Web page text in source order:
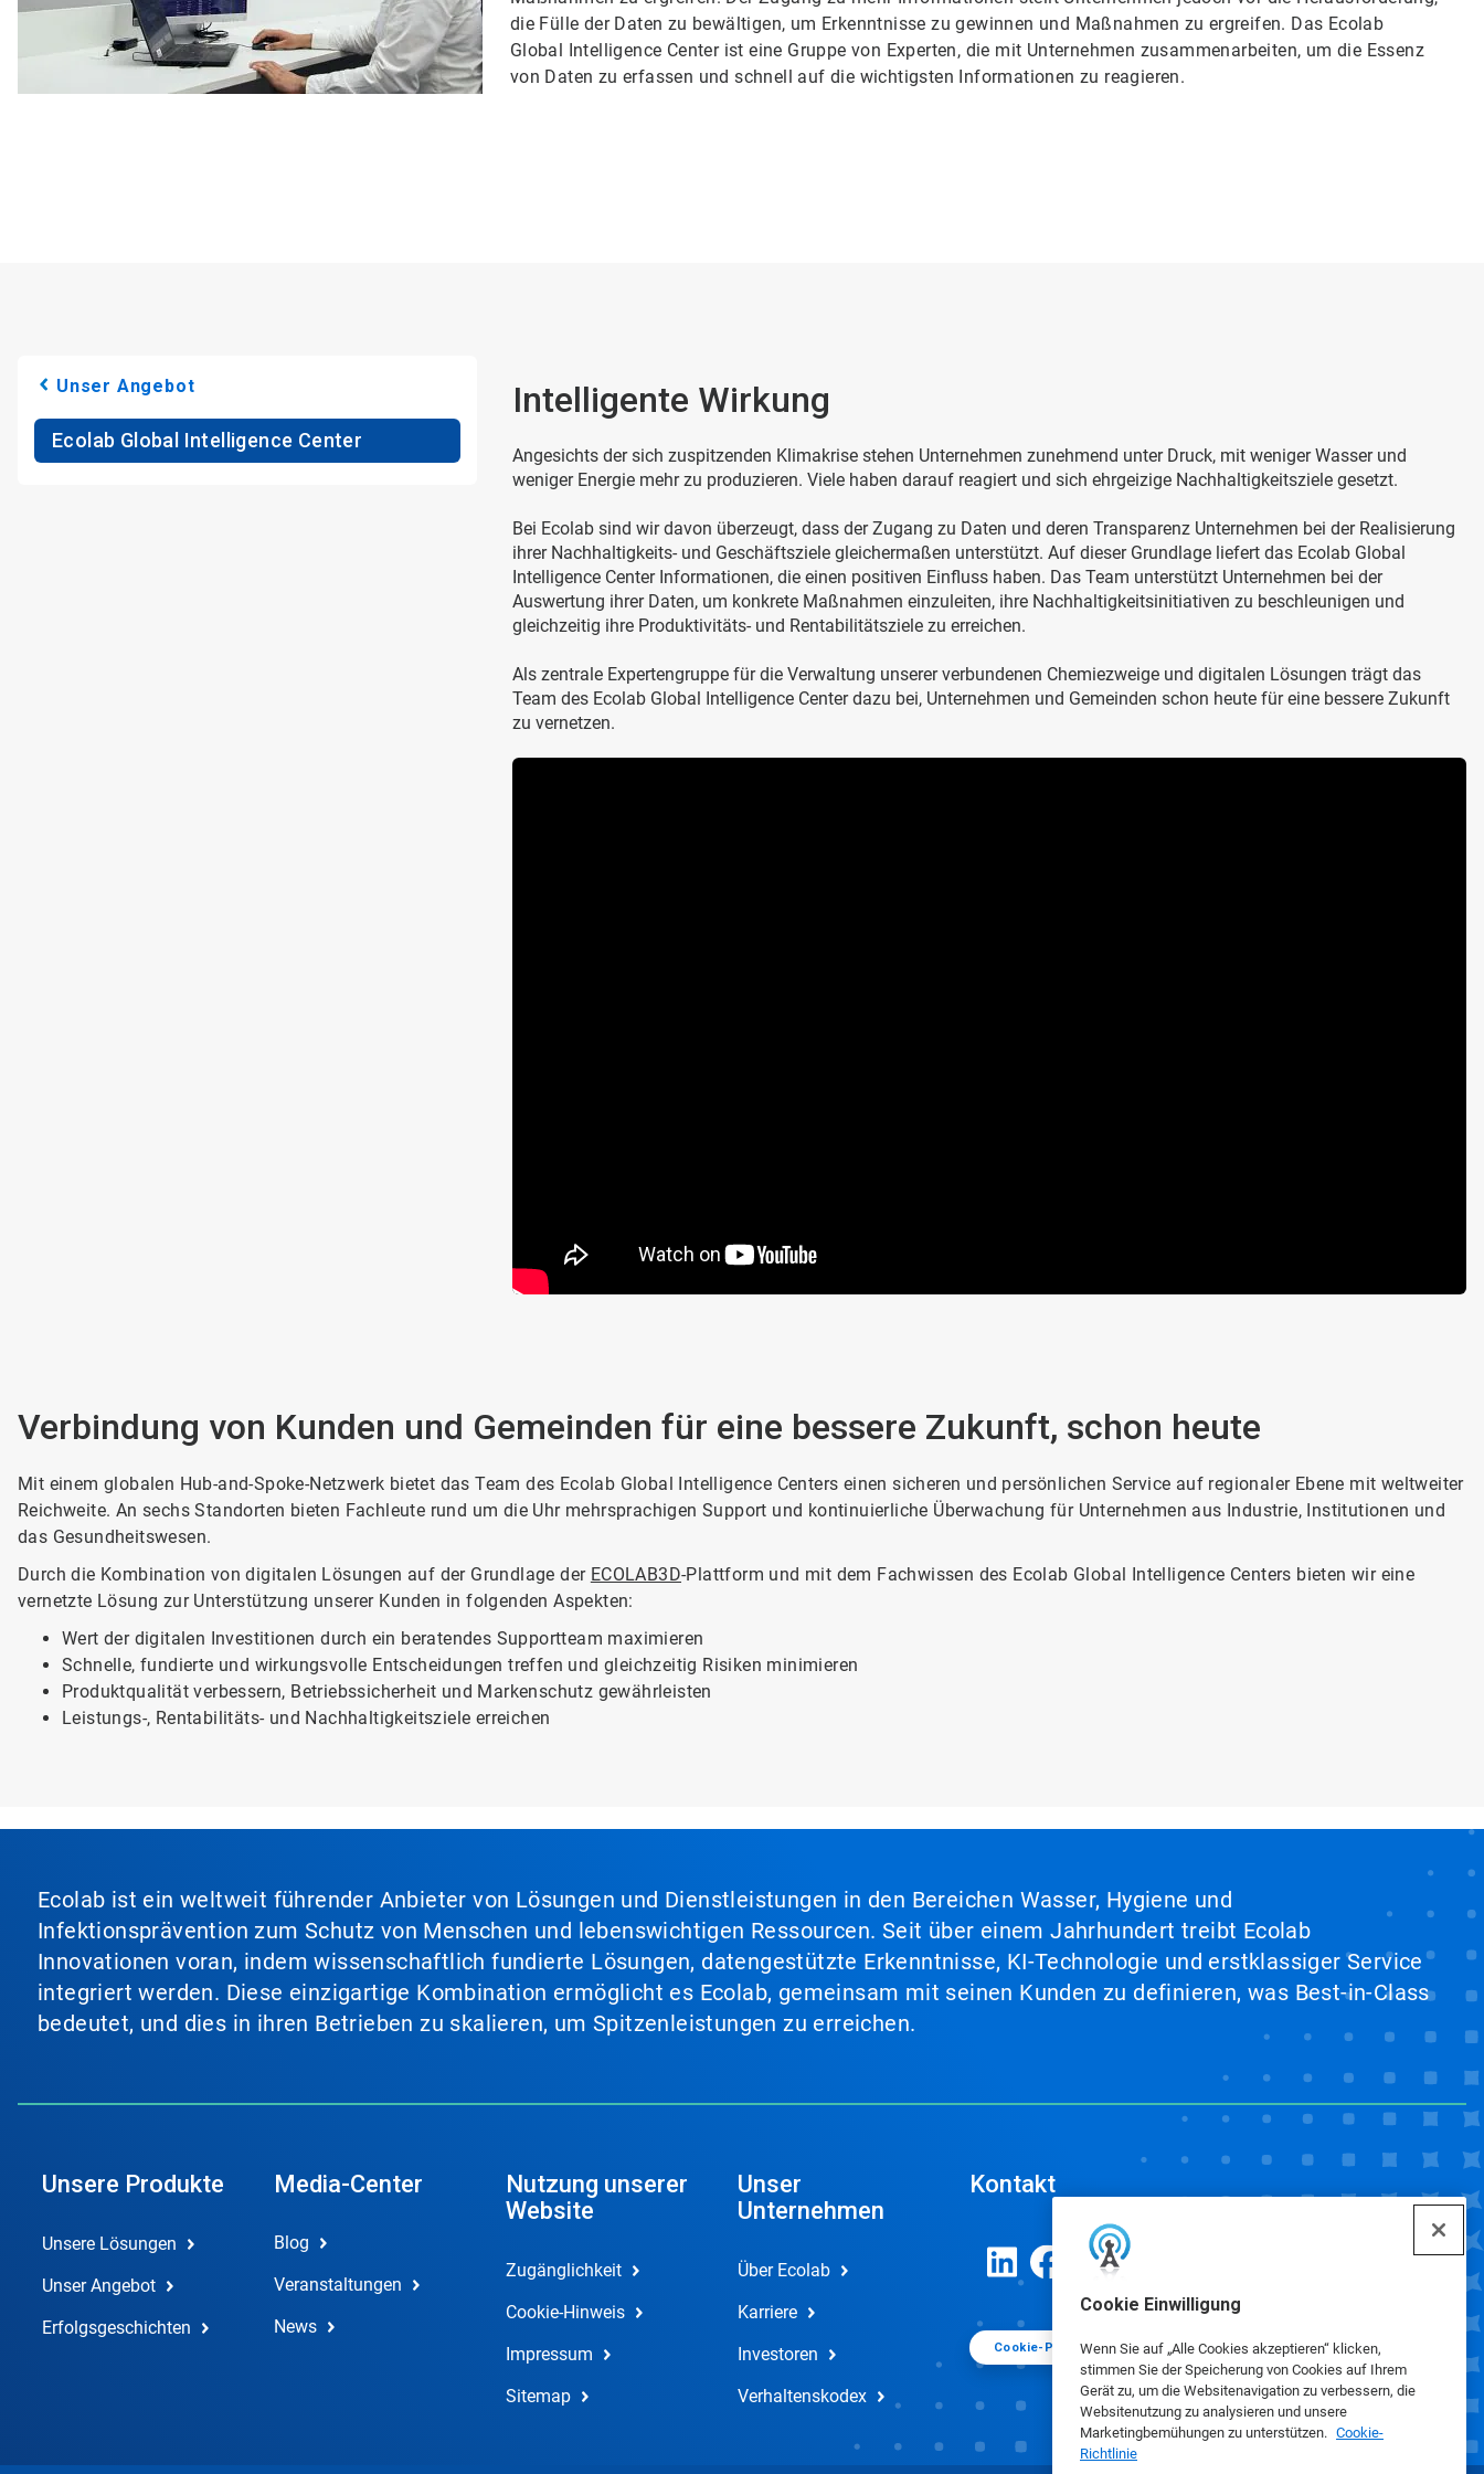
Cookie Einwilligung
Wenn Sie auf „Alle Cookies akzeptieren“ klicken,
stimmen Sie der Speicherung von Cookies auf Ihrem
Gerät zu, um die Websitenavigation zu verbessern, die
Websitenutzung zu analysieren und unsere
Marketingbemühungen zu unterstützen. Cookie-
Richtlinie
die Fülle der Daten zu bewältigen, um Erkenntnisse zu gewinnen und Maßnahmen zu ergreifen. Das Ecolab
Global Intelligence Center ist eine Gruppe von Experten, die mit Unternehmen zusammenarbeiten, um die Essenz
von Daten zu erfassen und schnell auf die wichtigsten Informationen zu reagieren.
Unser Angebot
Ecolab Global Intelligence Center
Intelligente Wirkung
Angesichts der sich zuspitzenden Klimakrise stehen Unternehmen zunehmend unter Druck, mit weniger Wasser und
weniger Energie mehr zu produzieren. Viele haben darauf reagiert und sich ehrgeizige Nachhaltigkeitsziele gesetzt.
Bei Ecolab sind wir davon überzeugt, dass der Zugang zu Daten und deren Transparenz Unternehmen bei der Realisierung
ihrer Nachhaltigkeits- und Geschäftsziele gleichermaßen unterstützt. Auf dieser Grundlage liefert das Ecolab Global
Intelligence Center Informationen, die einen positiven Einfluss haben. Das Team unterstützt Unternehmen bei der
Auswertung ihrer Daten, um konkrete Maßnahmen einzuleiten, ihre Nachhaltigkeitsinitiativen zu beschleunigen und
gleichzeitig ihre Produktivitäts- und Rentabilitätsziele zu erreichen.
Als zentrale Expertengruppe für die Verwaltung unserer verbundenen Chemiezweige und digitalen Lösungen trägt das
Team des Ecolab Global Intelligence Center dazu bei, Unternehmen und Gemeinden schon heute für eine bessere Zukunft
zu vernetzen.
Verbindung von Kunden und Gemeinden für eine bessere Zukunft, schon heute
Mit einem globalen Hub-and-Spoke-Netzwerk bietet das Team des Ecolab Global Intelligence Centers einen sicheren und persönlichen Service auf regionaler Ebene mit weltweiter
Reichweite. An sechs Standorten bieten Fachleute rund um die Uhr mehrsprachigen Support und kontinuierliche Überwachung für Unternehmen aus Industrie, Institutionen und
das Gesundheitswesen.
Durch die Kombination von digitalen Lösungen auf der Grundlage der ECOLAB3D-Plattform und mit dem Fachwissen des Ecolab Global Intelligence Centers bieten wir eine
vernetzte Lösung zur Unterstützung unserer Kunden in folgenden Aspekten:
Wert der digitalen Investitionen durch ein beratendes Supportteam maximieren
Schnelle, fundierte und wirkungsvolle Entscheidungen treffen und gleichzeitig Risiken minimieren
Produktqualität verbessern, Betriebssicherheit und Markenschutz gewährleisten
Leistungs-, Rentabilitäts- und Nachhaltigkeitsziele erreichen
Ecolab ist ein weltweit führender Anbieter von Lösungen und Dienstleistungen in den Bereichen Wasser, Hygiene und
Infektionsprävention zum Schutz von Menschen und lebenswichtigen Ressourcen. Seit über einem Jahrhundert treibt Ecolab
Innovationen voran, indem wissenschaftlich fundierte Lösungen, datengestützte Erkenntnisse, KI-Technologie und erstklassiger Service
integriert werden. Diese einzigartige Kombination ermöglicht es Ecolab, gemeinsam mit seinen Kunden zu definieren, was Best-in-Class
bedeutet, und dies in ihren Betrieben zu skalieren, um Spitzenleistungen zu erreichen.
Unsere Produkte
Unsere Lösungen
Unser Angebot
Erfolgsgeschichten
Media-Center
Blog
Veranstaltungen
News
Nutzung unserer
Website
Zugänglichkeit
Cookie-Hinweis
Impressum
Sitemap
Unser
Unternehmen
Über Ecolab
Karriere
Investoren
Verhaltenskodex
Kontakt
Cookie-Präferenzen